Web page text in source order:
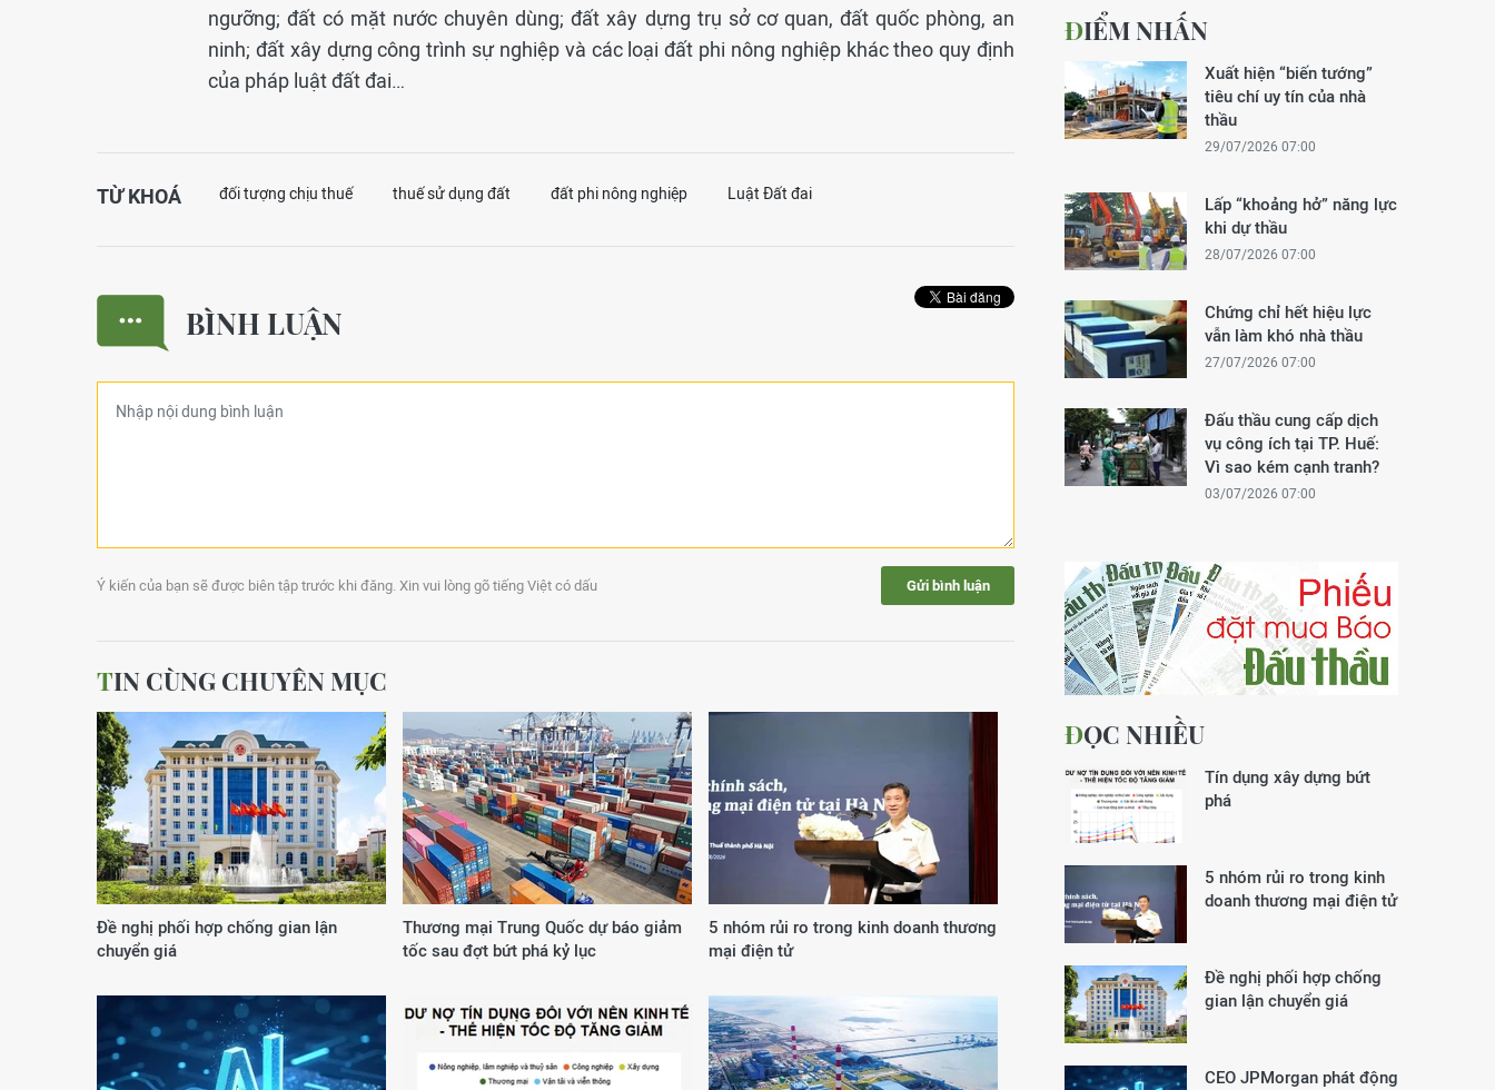
ngưỡng; đất có mặt nước chuyên dùng; đất xây dựng trụ sở cơ quan, đất quốc phòng, an
ninh; đất xây dựng công trình sự nghiệp và các loại đất phi nông nghiệp khác theo quy định
của pháp luật đất đai…
TỪ KHOÁ đối tượng chịu thuế thuế sử dụng đất đất phi nông nghiệp Luật Đất đai
BÌNH LUẬN
Ý kiến của bạn sẽ được biên tập trước khi đăng. Xin vui lòng gõ tiếng Việt có dấu Gửi bình luận
TIN CÙNG CHUYÊN MỤC
Đề nghị phối hợp chống gian lận
chuyển giá
Thương mại Trung Quốc dự báo giảm
tốc sau đợt bứt phá kỷ lục
5 nhóm rủi ro trong kinh doanh thương
mại điện tử
ĐIỂM NHẤN
Xuất hiện “biến tướng”
tiêu chí uy tín của nhà
thầu
29/07/2026 07:00
Lấp “khoảng hở” năng lực
khi dự thầu
28/07/2026 07:00
Chứng chỉ hết hiệu lực
vẫn làm khó nhà thầu
27/07/2026 07:00
Đấu thầu cung cấp dịch
vụ công ích tại TP. Huế:
Vì sao kém cạnh tranh?
03/07/2026 07:00
ĐỌC NHIỀU
Tín dụng xây dựng bứt
phá
5 nhóm rủi ro trong kinh
doanh thương mại điện tử
Đề nghị phối hợp chống
gian lận chuyển giá
CEO JPMorgan phát động